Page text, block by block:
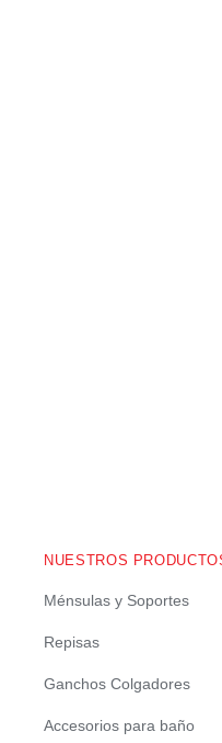
NUESTROS
Ménsulas y Soportes
Repisas
Ganchos Colgadores
Accesorios para baño